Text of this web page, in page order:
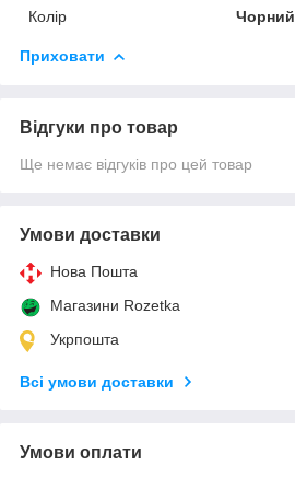
Колір
Чорний
Приховати
Відгуки про товар
Ще немає відгуків про цей товар
Умови доставки
Нова Пошта
Магазини Rozetka
Укрпошта
Всі умови доставки
Умови оплати